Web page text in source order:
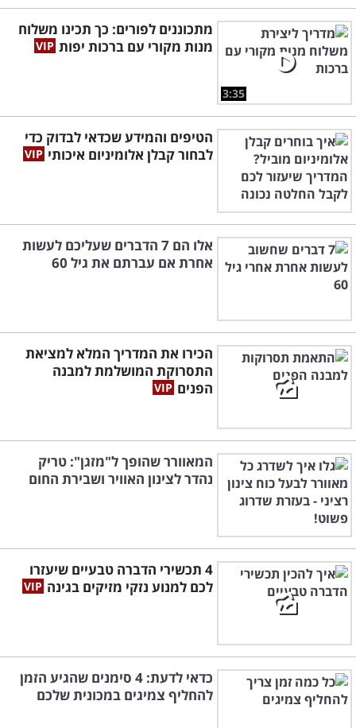
3:35
מתכוננים לפורים: כך תכינו משלוח
מנות מקורי עם ברכות יפות
הטיפים והמידע שכדאי לבדוק כדי
לבחור קבלן אלומיניום איכותי
אלו הם 7 הדברים שעליכם לעשות
אחרת אם עברתם את גיל 60
הכירו את המדריך המלא למציאת
התסרוקת המושלמת למבנה
הפנים
המאוורר שהופך ל"מזגן": טריק
נהדר לצינון האוויר ושבירת החום
4 תכשירי הדברה טבעיים שיעזרו
לכם למנוע נזקי מזיקים בגינה
כדאי לדעת: 4 סימנים שהגיע הזמן
להחליף צמיגים במכונית שלכם